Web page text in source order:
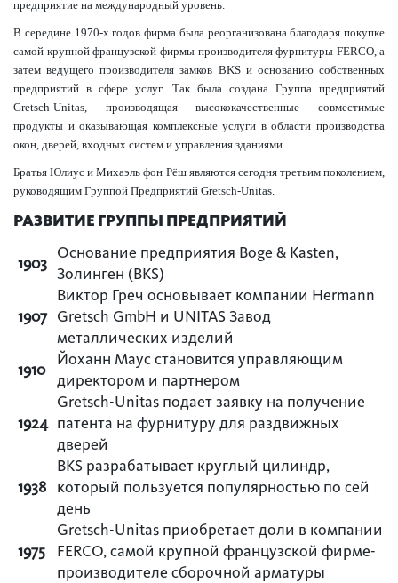
предприятие на международный уровень.
В середине 1970-х годов фирма была реорганизована благодаря покупке
самой крупной французской фирмы-производителя фурнитуры FERCO, а
затем ведущего производителя замков BKS и основанию собственных
предприятий в сфере услуг. Так была создана Группа предприятий
Gretsch-Unitas, производящая высококачественные совместимые
продукты и оказывающая комплексные услуги в области производства
окон, дверей, входных систем и управления зданиями.
Братья Юлиус и Михаэль фон Рёш являются сегодня третьим поколением,
руководящим Группой Предприятий Gretsch­-Unitas.
РАЗВИТИЕ ГРУППЫ ПРЕДПРИЯТИЙ
1903
Основание предприятия Boge & Kasten,
Золинген (BKS)
1907
Виктор Греч основывает компании Hermann
Gretsch­ GmbH и UNITAS Завод
металлических изделий
1910
Йоханн Маус становится управляющим
директором и партнером
1924
Gretsch­-Unitas подает заявку на получение
патента на фурнитуру для раздвижных
дверей
1938
BKS разрабатывает круглый цилиндр,
который пользуется популярностью по сей
день
1975
Gretsch­-Unitas приобретает доли в компании
FERCO, самой крупной французской фирме-
производителе сборочной арматуры